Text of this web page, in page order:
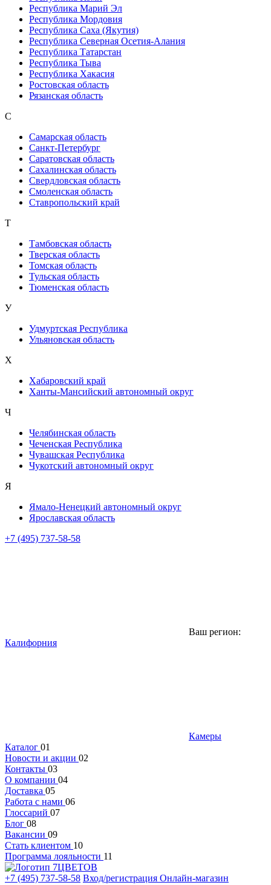
Республика Марий Эл
Республика Мордовия
Республика Саха (Якутия)
Республика Северная Осетия-Алания
Республика Татарстан
Республика Тыва
Республика Хакасия
Ростовская область
Рязанская область
С
Самарская область
Санкт-Петербург
Саратовская область
Сахалинская область
Свердловская область
Смоленская область
Ставропольский край
Т
Тамбовская область
Тверская область
Томская область
Тульская область
Тюменская область
У
Удмуртская Республика
Ульяновская область
Х
Хабаровский край
Ханты-Мансийский автономный округ
Ч
Челябинская область
Чеченская Республика
Чувашская Республика
Чукотский автономный округ
Я
Ямало-Ненецкий автономный округ
Ярославская область
+7 (495) 737-58-58
Ваш регион:
Калифорния
Камеры
Каталог 01
Новости и акции 02
Контакты 03
О компании 04
Доставка 05
Работа с нами 06
Глоссарий 07
Блог 08
Вакансии 09
Стать клиентом 10
Программа лояльности 11
+7 (495) 737-58-58 Вход/регистрация Онлайн-магазин